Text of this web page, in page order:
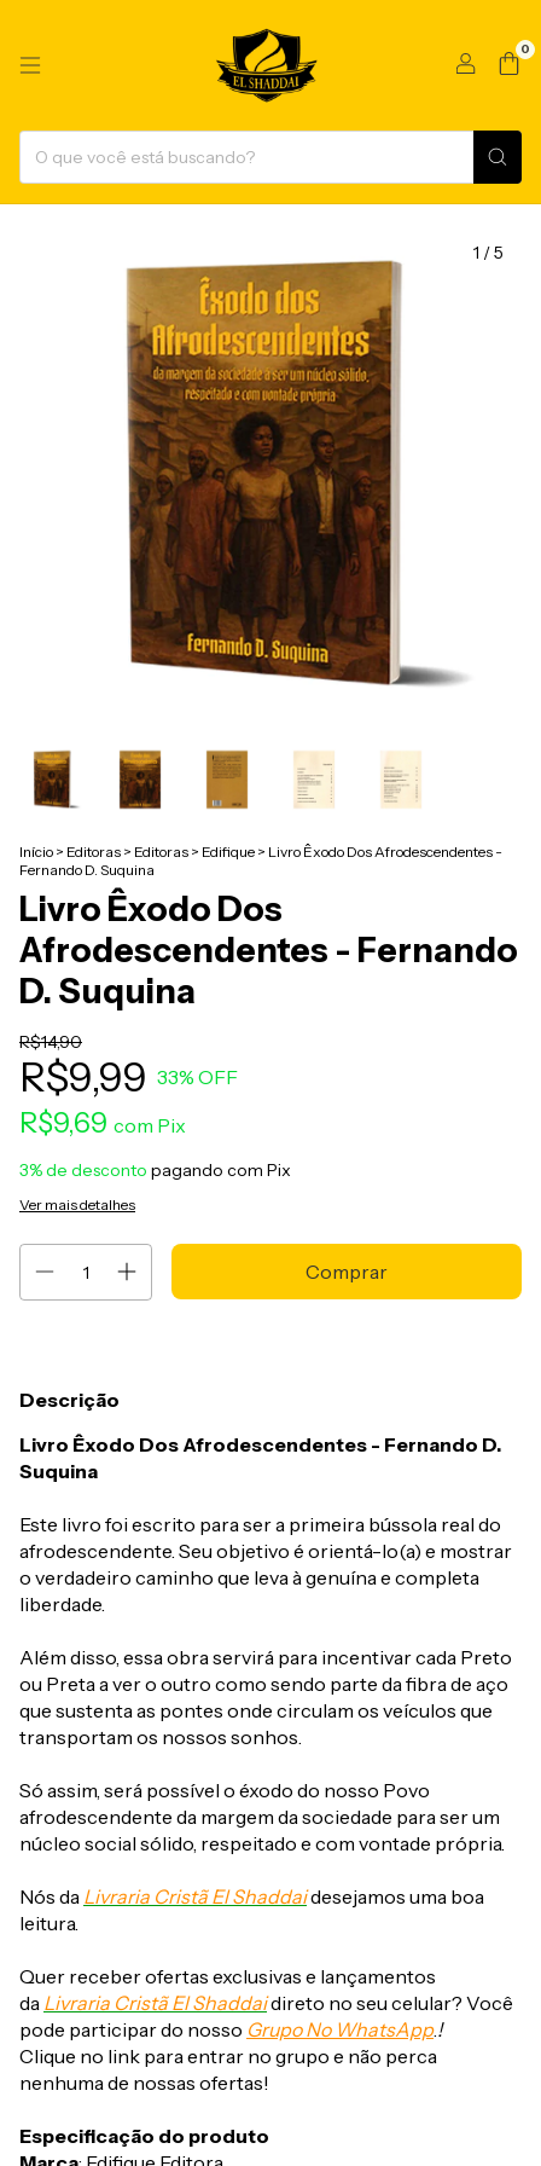
0
1 /5
Início > Editoras > Editoras > Edifique > Livro Êxodo Dos Afrodescendentes -
Fernando D. Suquina
Livro Êxodo Dos
Afrodescendentes - Fernando
D. Suquina
R$14,90
R$9,99 33% OFF
R$9,69 com Pix
3% de desconto pagando com Pix
Ver mais detalhes
Descrição
Livro Êxodo Dos Afrodescendentes - Fernando D.
Suquina
Este livro foi escrito para ser a primeira bússola real do
afrodescendente. Seu objetivo é orientá-lo(a) e mostrar
o verdadeiro caminho que leva à genuína e completa
liberdade.
Além disso, essa obra servirá para incentivar cada Preto
ou Preta a ver o outro como sendo parte da fibra de aço
que sustenta as pontes onde circulam os veículos que
transportam os nossos sonhos.
Só assim, será possível o éxodo do nosso Povo
afrodescendente da margem da sociedade para ser um
núcleo social sólido, respeitado e com vontade própria.
Nós da Livraria Cristã El Shaddaidesejamos uma boa
leitura.
Quer receber ofertas exclusivas e lançamentos
da Livraria Cristã El Shaddaidireto no seu celular? Você
pode participar do nosso Grupo No WhatsApp.!
Clique no link para entrar no grupo e não perca
nenhuma de nossas ofertas!
Especificação do produto